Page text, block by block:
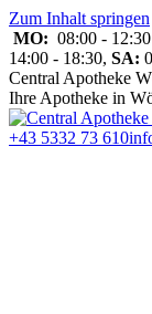
Zum Inhalt springen
MO: 08:00 -
14:00 - 18:30, SA:
Central Apotheke
Ihre Apotheke in
+43 5332 73 610